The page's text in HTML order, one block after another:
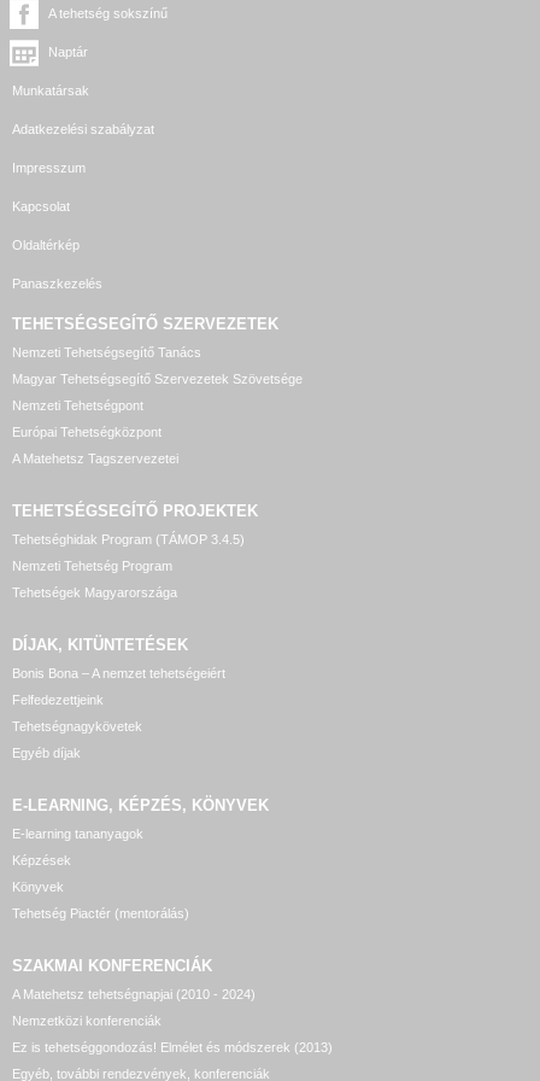
A tehetség sokszínű
Naptár
Munkatársak
Adatkezelési szabályzat
Impresszum
Kapcsolat
Oldaltérkép
Panaszkezelés
TEHETSÉGSEGÍTŐ SZERVEZETEK
Nemzeti Tehetségsegítő Tanács
Magyar Tehetségsegítő Szervezetek Szövetsége
Nemzeti Tehetségpont
Európai Tehetségközpont
A Matehetsz Tagszervezetei
TEHETSÉGSEGÍTŐ PROJEKTEK
Tehetséghidak Program (TÁMOP 3.4.5)
Nemzeti Tehetség Program
Tehetségek Magyarországa
DÍJAK, KITÜNTETÉSEK
Bonis Bona – A nemzet tehetségeiért
Felfedezettjeink
Tehetségnagykövetek
Egyéb díjak
E-LEARNING, KÉPZÉS, KÖNYVEK
E-learning tananyagok
Képzések
Könyvek
Tehetség Piactér (mentorálás)
SZAKMAI KONFERENCIÁK
A Matehetsz tehetségnapjai (2010 - 2024)
Nemzetközi konferenciák
Ez is tehetséggondozás! Elmélet és módszerek (2013)
Egyéb, további rendezvények, konferenciák